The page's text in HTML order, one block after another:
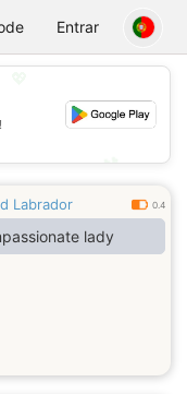
Entrar
💕
Labrador 0.4
lady